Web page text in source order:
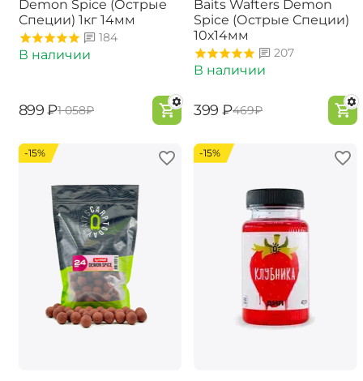
Demon Spice (Острые
Специи) 1кг 14мм
184
В наличии
‍899‍ ₽‍1 058‍₽
Baits Wafters Demon
Spice (Острые Специи)
10х14мм
207
В наличии
‍399‍ ₽‍469‍₽
-15% -15%